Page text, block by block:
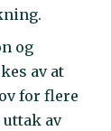
og
av at
for flere
av